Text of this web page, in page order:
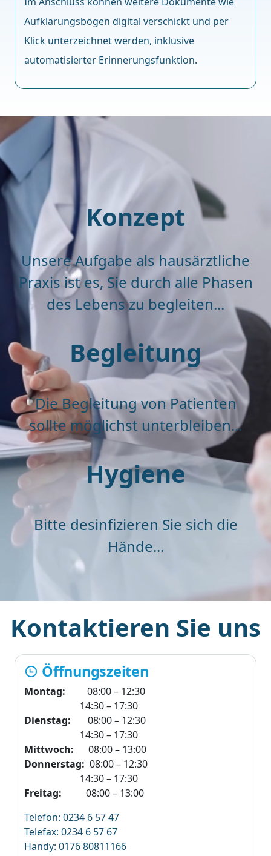
Aufklärungsbögen digital verschickt und per
Klick unterzeichnet werden, inklusive
automatisierter Erinnerungsfunktion.
Konzept
Unsere Aufgabe als hausärztliche
Praxis ist es, Sie durch alle Phasen
des Lebens zu begleiten...
Begleitung
Die Begleitung von Patienten
sollte möglichst unterbleiben...
Hygiene
Bitte desinfizieren Sie sich die
Hände...
Kontaktieren Sie uns
Öffnungszeiten
Montag: 08:00 – 12:30
14:30 – 17:30
Dienstag: 08:00 – 12:30
14:30 – 17:30
Mittwoch: 08:00 – 13:00
Donnerstag: 08:00 – 12:30
14:30 – 17:30
Freitag: 08:00 – 13:00
Telefon: 0234 6 57 47
Telefax: 0234 6 57 67
Handy: 0176 80811166